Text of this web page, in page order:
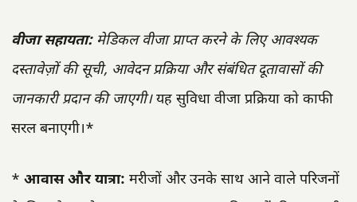
वीजा सहायता:मेडिकल वीजा प्राप्त करने के लिए आवश्यक
दस्तावेज़ों की सूची, आवेदन प्रक्रिया और संबंधित दूतावासों की
जानकारी प्रदान की जाएगी।यह सुविधा वीजा प्रक्रिया को काफी
सरल बनाएगी।*
* आवास और यात्रा: मरीजों और उनके साथ आने वाले परिजनों